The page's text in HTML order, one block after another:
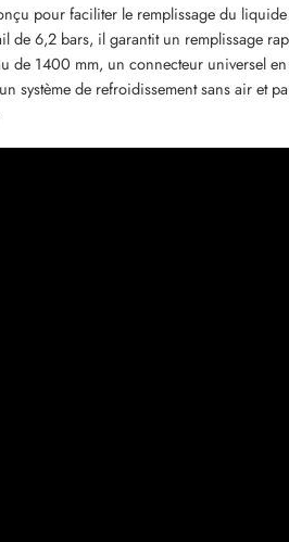
pour faciliter le remplissage du
de 6,2 bars, il garantit un
1400 mm, un connecteur universel
de refroidissement sans air et